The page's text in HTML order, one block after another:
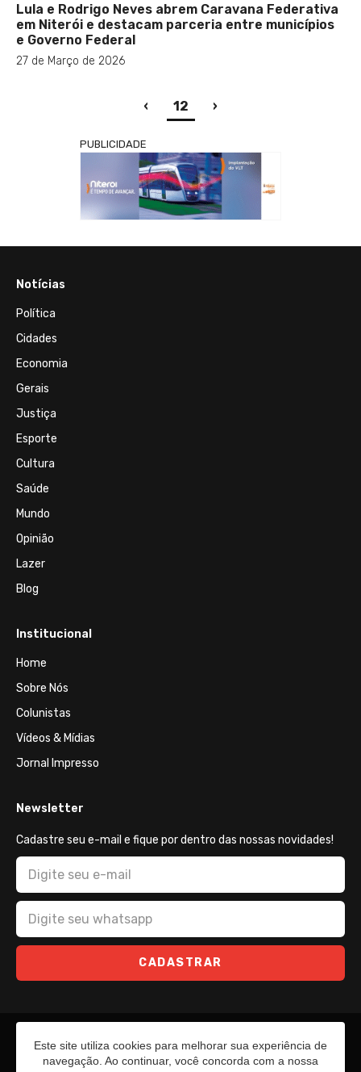
Lula e Rodrigo Neves abrem Caravana Federativa
em Niterói e destacam parceria entre municípios
e Governo Federal
27 de Março de 2026
‹ 12(current)
›
PUBLICIDADE
Notícias
Política
Cidades
Economia
Gerais
Justiça
Esporte
Cultura
Saúde
Mundo
Opinião
Lazer
Blog
Institucional
Home
Sobre Nós
Colunistas
Vídeos & Mídias
Jornal Impresso
Newsletter
Cadastre seu e-mail e fique por dentro das nossas novidades!
CADASTRAR
Este site utiliza cookies para melhorar sua experiência de
navegação. Ao continuar, você concorda com a nossa